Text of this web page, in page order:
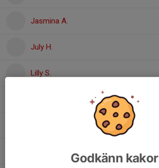
Jasmina A.
July H.
Lilly S.
Godkänn kakor